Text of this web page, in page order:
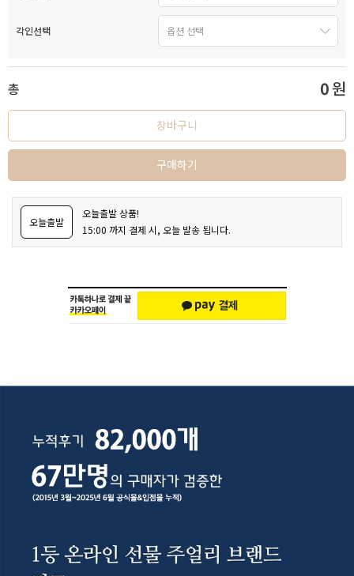
각인선택
총 0원
장바구니
구매하기
오늘출발
오늘출발 상품!
15:00 까지 결제 시, 오늘 발송 됩니다.